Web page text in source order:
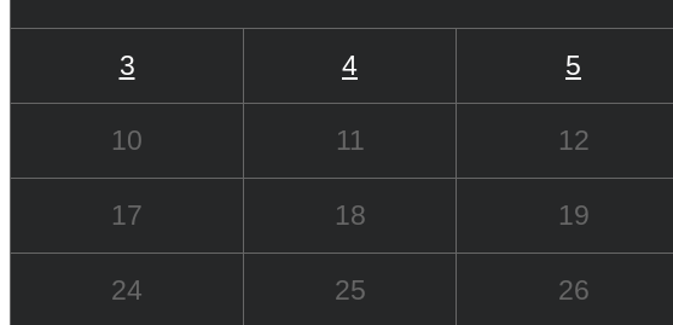
3 4 5
10 11 12
17 18 19
24 25 26